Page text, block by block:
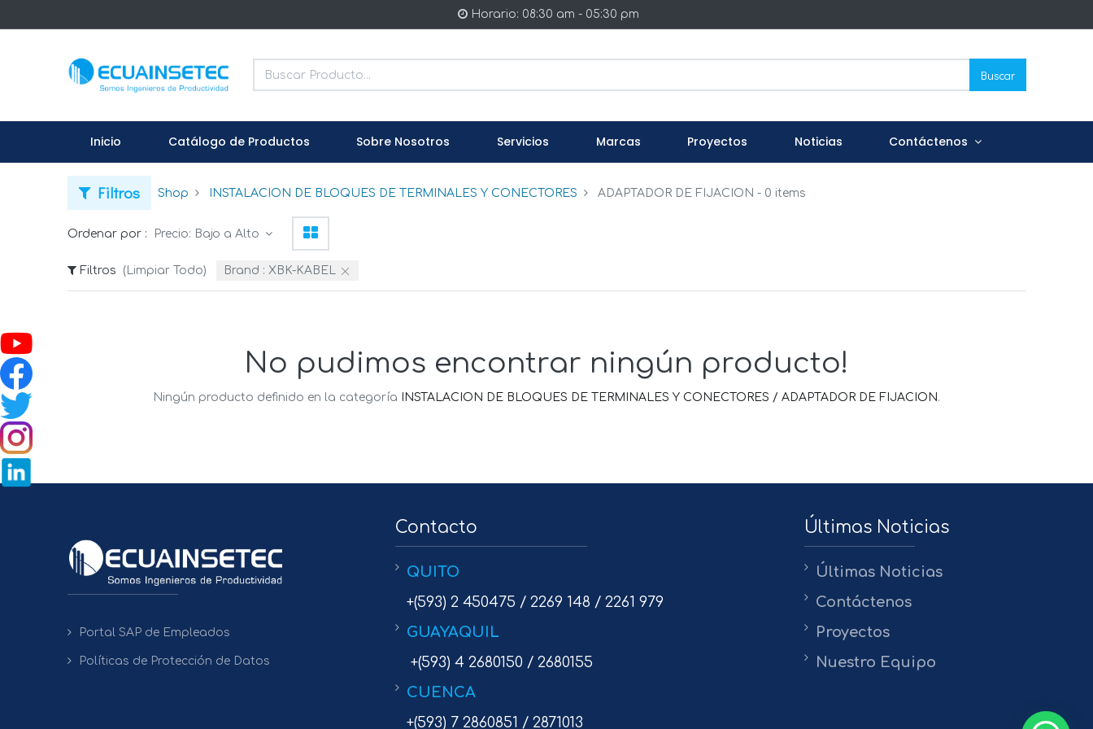
Horario: 08:30 am - 05:30 pm
Buscar
Inicio Catálogo de Productos Sobre Nosotros Servicios Marcas Proyectos Noticias Contáctenos
Filtros Shop INSTALACION DE BLOQUES DE TERMINALES Y CONECTORES ADAPTADOR DE FIJACION - 0 items
Ordenar por : Precio: Bajo a Alto
Filtros (Limpiar Todo) Brand : XBK-KABEL
No pudimos encontrar ningún producto!
Ningún producto definido en la categoría INSTALACION DE BLOQUES DE TERMINALES Y CONECTORES / ADAPTADOR DE FIJACION.
Portal SAP de Empleados
Políticas de Protección de Datos
Contacto
QUITO
+(593) 2 450475 / 2269 148 / 2261 979
GUAYAQUIL
+(593) 4 2680150 / 2680155
CUENCA
+(593) 7 2860851 / 2871013
Últimas Noticias
Últimas Noticias
Contáctenos
Proyectos
Nuestro Equipo